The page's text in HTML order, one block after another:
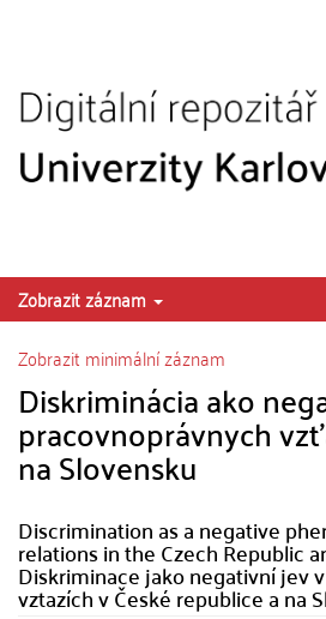
Zobrazit záznam
Zobrazit minimální záznam
Diskriminácia ako
pracovnoprávnych
na Slovensku
Discrimination as a negative
relations in the Czech Republic
Diskriminace jako negativní jev
vztazích v České republice a na